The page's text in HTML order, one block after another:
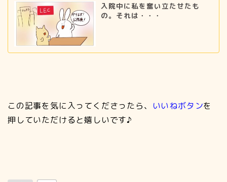
入院中に私を奮い立たせたも
の。それは・・・
この記事を気に入ってくださったら、 いいねボタンを
押していただけると嬉しいです♪